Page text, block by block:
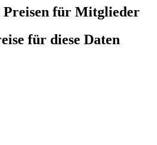
für Mitglieder
für diese Daten